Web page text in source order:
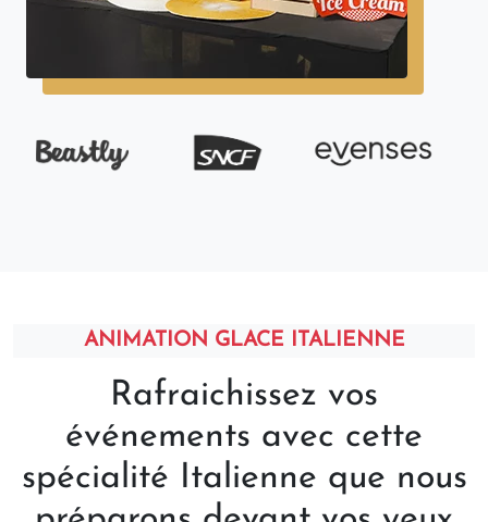
ANIMATION GLACE ITALIENNE
Rafraichissez vos
événements avec cette
spécialité Italienne que nous